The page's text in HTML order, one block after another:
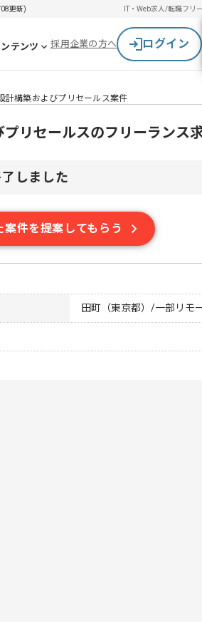
更新) IT・Web求人/転職フリ
テンツ 採用企業の方へ ログイン
計構築およびプリセールス案件
リセールスのフリーランス
しました
案件を提案してもらう
田町（東京都）/一部リモ